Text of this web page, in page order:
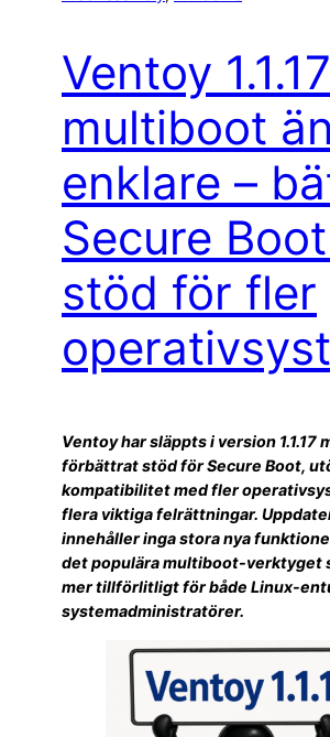
Ventoy
multiboot
enklare –
Secure
stöd för fler
Ventoy har släppts i version 1.1.17
förbättrat stöd för Secure Boot,
kompatibilitet med fler
flera viktiga felrättningar.
innehåller inga stora nya
det populära multiboot-verktyget
mer tillförlitligt för både Linux-
systemadministratörer.